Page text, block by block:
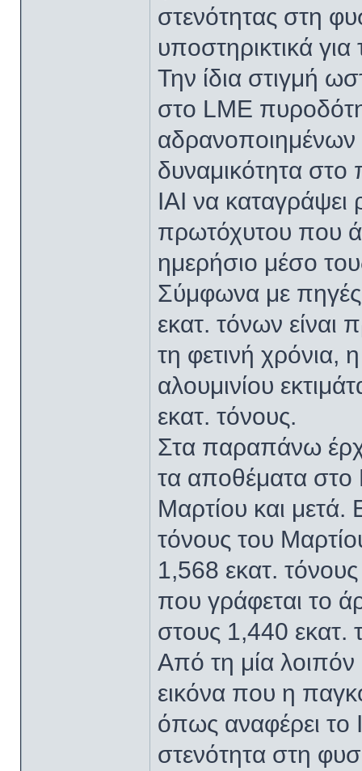
στενότητας στη
υποστηρικτικά
Την ίδια στιγμή
στο LME
δυναμικότητα στο
IAI να καταγράψει
πρωτόχυτου που
ημερήσιο μέσο
Σύμφωνα με
εκατ. τόνων είναι
τη φετινή
αλουμινίου
εκατ. τόνους.
Στα παραπάνω
τα αποθέματα στο
Μαρτίου και μετά.
τόνους του
1,568 εκατ.
που γράφεται το
στους 1,440 εκατ.
Από τη μία λοιπόν
εικόνα που η
όπως αναφέρει το
στενότητα στη